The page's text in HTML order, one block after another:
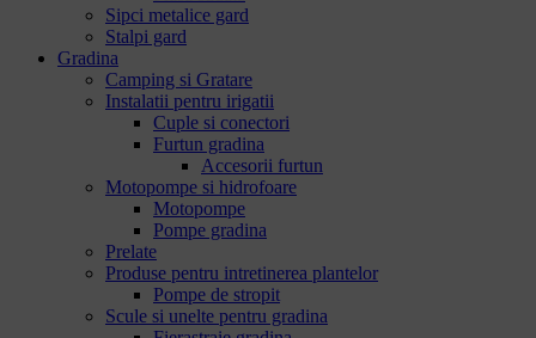
Sipci metalice gard
Stalpi gard
Gradina
Camping si Gratare
Instalatii pentru irigatii
Cuple si conectori
Furtun gradina
Accesorii furtun
Motopompe si hidrofoare
Motopompe
Pompe gradina
Prelate
Produse pentru intretinerea plantelor
Pompe de stropit
Scule si unelte pentru gradina